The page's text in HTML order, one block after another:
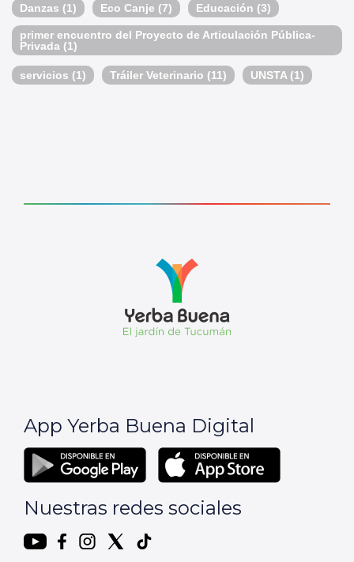
Danzas (1) Eco Canje (7) Educación (3)
primer encuentro del Proyecto de Articulación Pública-
Privada (1)
servicios (1) Tráiler Veterinario (11) UNSTA (1)
App Yerba Buena Digital
Nuestras redes sociales